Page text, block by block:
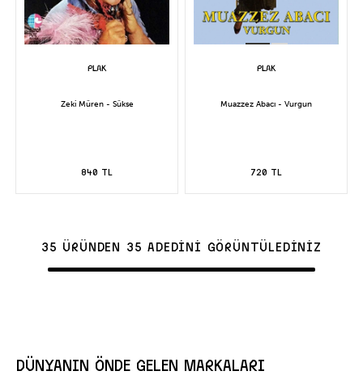
Zeki Müren - Sükse
840 TL
Muazzez Abacı - Vurgun
720 TL
35 ÜRÜNDEN 35 ADEDİNİ GÖRÜNTÜLEDİNİZ
DÜNYANIN ÖNDE GELEN MARKALARI